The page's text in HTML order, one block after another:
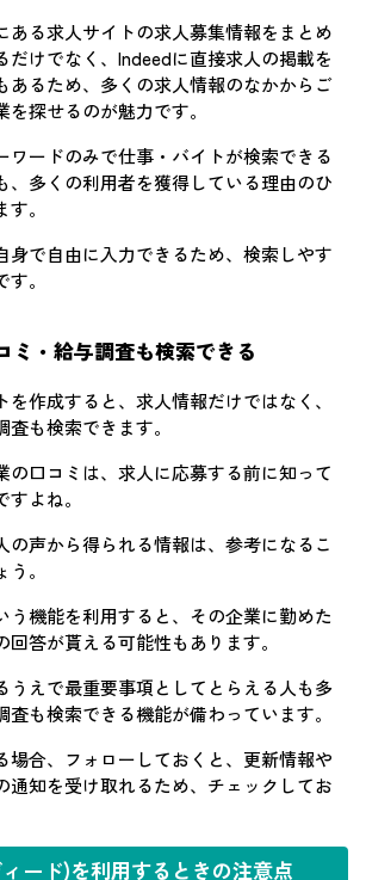
ある求人サイトの求人募集情報をまとめ
だけでなく、Indeedに直接求人の掲載を
あるため、多くの求人情報のなかからご
探せるのが魅力です。
ワードのみで仕事・バイトが検索できる
、多くの利用者を獲得している理由のひ
。
身で自由に入力できるため、検索しやす
。
・給与調査も検索できる
作成すると、求人情報だけではなく、
も検索できます。
の口コミは、求人に応募する前に知って
よね。
の声から得られる情報は、参考になるこ
。
う機能を利用すると、その企業に勤めた
回答が貰える可能性もあります。
うえで最重要事項としてとらえる人も多
も検索できる機能が備わっています。
場合、フォローしておくと、更新情報や
通知を受け取れるため、チェックしてお
ード)を利用するときの注意点